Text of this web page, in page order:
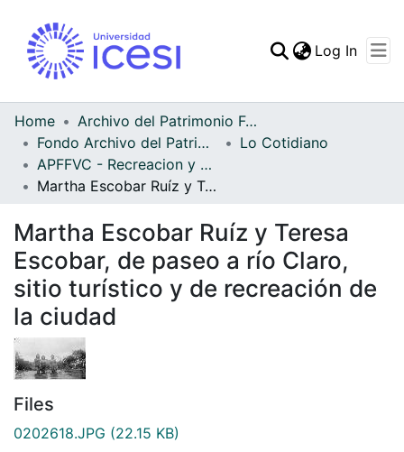
Statistics
Log In
Home
Archivo del Patrimonio Fotográfico y Fílmico del Valle del Cauca
Fondo Archivo del Patrimonio Fotográfico y Fílmico del Valle del Cauca
Lo Cotidiano
APFFVC - Recreacion y Paseo - Patrimonial
Martha Escobar Ruíz y Teresa Escobar, de paseo a río Claro, sitio turístico y de recreación de la ciudad
Martha Escobar Ruíz y Teresa
Escobar, de paseo a río Claro,
sitio turístico y de recreación de
la ciudad
Files
0202618.JPG (22.15 KB)